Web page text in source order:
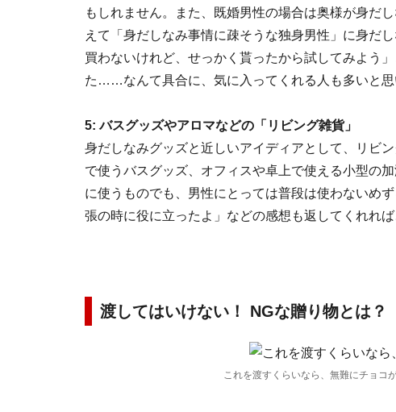
もしれません。また、既婚男性の場合は奥様が身だ
えて「身だしなみ事情に疎そうな独身男性」に身だ
買わないけれど、せっかく貰ったから試してみよう
た……なんて具合に、気に入ってくれる人も多いと思
5: バスグッズやアロマなどの「リビング雑貨」
身だしなみグッズと近しいアイディアとして、リビ
で使うバスグッズ、オフィスや卓上で使える小型の
に使うものでも、男性にとっては普段は使わないめ
張の時に役に立ったよ」などの感想も返してくれれ
渡してはいけない！ NGな贈り物とは？
これを渡すくらいなら、無難にチョコが